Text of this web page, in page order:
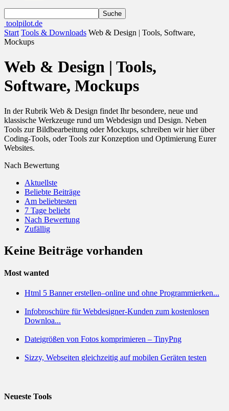
toolpilot.de
Start Tools & Downloads Web & Design | Tools, Software,
Mockups
Web & Design | Tools,
Software, Mockups
In der Rubrik Web & Design findet Ihr besondere, neue und
klassische Werkzeuge rund um Webdesign und Design. Neben
Tools zur Bildbearbeitung oder Mockups, schreiben wir hier über
Coding-Tools, oder Tools zur Konzeption und Optimierung Eurer
Websites.
Nach Bewertung
Aktuellste
Beliebte Beiträge
Am beliebtesten
7 Tage beliebt
Nach Bewertung
Zufällig
Keine Beiträge vorhanden
Most wanted
Html 5 Banner erstellen–online und ohne Programmierken...
Infobroschüre für Webdesigner-Kunden zum kostenlosen
Downloa...
Dateigrößen von Fotos komprimieren – TinyPng
Sizzy, Webseiten gleichzeitig auf mobilen Geräten testen
Neueste Tools